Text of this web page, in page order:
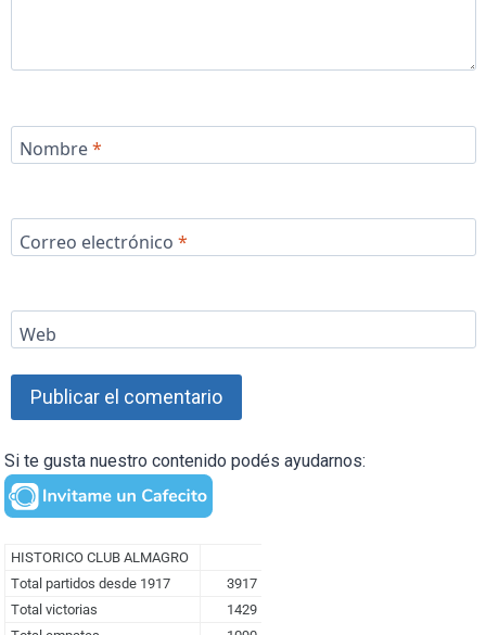
Nombre*
Correo electrónico *
Web
Si te gusta nuestro contenido podés ayudarnos: